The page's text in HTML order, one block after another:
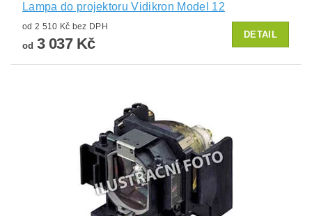
Lampa do projektoru Vidikron Model 12
od 2 510 Kč bez DPH
od 3 037 Kč
DETAIL